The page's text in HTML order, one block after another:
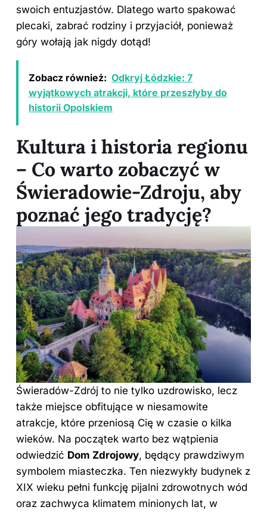
swoich entuzjastów. Dlatego warto spakować
plecaki, zabrać rodziny i przyjaciół, ponieważ
góry wołają jak nigdy dotąd!
Zobacz również: Odkryj Łódzkie: 7
wyjątkowych atrakcji, które przeszłyby do
historii Opolskiem
Kultura i historia regionu
– Co warto zobaczyć w
Świeradowie-Zdroju, aby
poznać jego tradycję?
Świeradów-Zdrój to nie tylko uzdrowisko, lecz
także miejsce obfitujące w niesamowite
atrakcje, które przeniosą Cię w czasie o kilka
wieków. Na początek warto bez wątpienia
odwiedzić Dom Zdrojowy, będący prawdziwym
symbolem miasteczka. Ten niezwykły budynek z
XIX wieku pełni funkcję pijalni zdrowotnych wód
oraz zachwyca klimatem minionych lat, w